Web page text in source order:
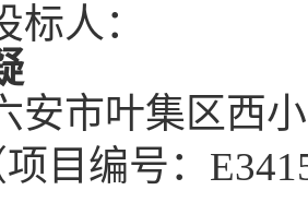
标人：
安市叶集区西
项目 编号：